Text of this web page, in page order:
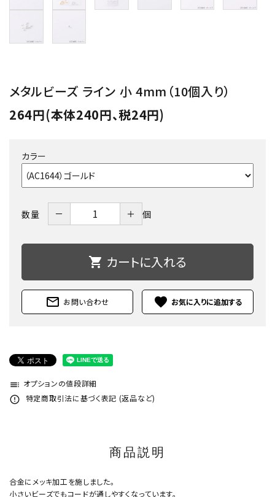
お問い合わせ
メタルビーズ ライン 小 4mm（10個入り）
264円(本体240円、税24円)
カラー
数量 － ＋ 個
shopping_cart カートに入れる
mail_outline お問い合わせ favorite
toc オプションの値段詳細
error_outline 特定商取引法に基づく表記 (返品など)
商品説明
合金にメッキ加工を施しました。
小さいビーズでもコードが通しやすくなっています。